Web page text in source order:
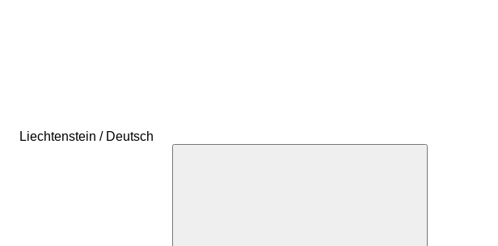
Liechtenstein / Deutsch